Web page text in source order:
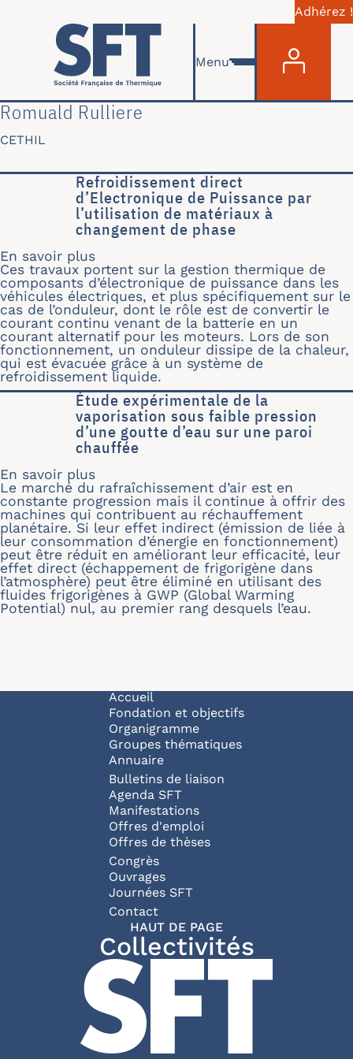
Aller au contenu principal
Adhérez !
Menu
Romuald Rulliere
CETHIL
Refroidissement direct
d’Electronique de Puissance par
l’utilisation de matériaux à
changement de phase
En savoir plus
Ces travaux portent sur la gestion thermique de
composants d’électronique de puissance dans les
véhicules électriques, et plus spécifiquement sur le
cas de l’onduleur, dont le rôle est de convertir le
courant continu venant de la batterie en un
courant alternatif pour les moteurs. Lors de son
fonctionnement, un onduleur dissipe de la chaleur,
qui est évacuée grâce à un système de
refroidissement liquide.
Étude expérimentale de la
vaporisation sous faible pression
d’une goutte d’eau sur une paroi
chauffée
En savoir plus
Le marché du rafraîchissement d’air est en
constante progression mais il continue à offrir des
machines qui contribuent au réchauffement
planétaire. Si leur effet indirect (émission de liée à
leur consommation d’énergie en fonctionnement)
peut être réduit en améliorant leur efficacité, leur
effet direct (échappement de frigorigène dans
l’atmosphère) peut être éliminé en utilisant des
fluides frigorigènes à GWP (Global Warming
Potential) nul, au premier rang desquels l’eau.
Navigation principale
Accueil
Fondation et objectifs
Organigramme
Groupes thématiques
Annuaire
Bulletins de liaison
Agenda SFT
Manifestations
Offres d'emploi
Offres de thèses
Congrès
Ouvrages
Journées SFT
Pied de page
Contact
HAUT DE PAGE
Collectivités